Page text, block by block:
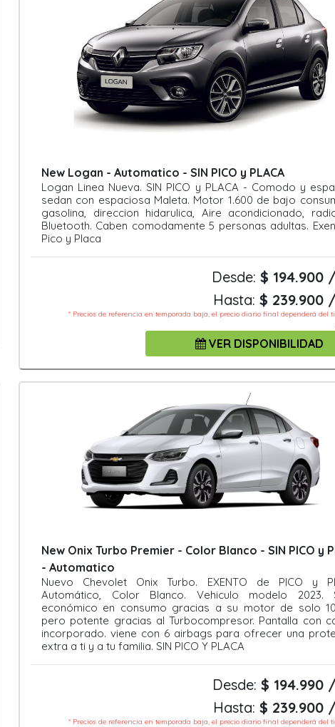
New Logan - Automatico - SIN PICO y PLACA
Logan Linea Nueva. SIN PICO y PLACA - Comodo y
sedan con espaciosa Maleta. Motor 1.600 de bajo
gasolina, direccion hidarulica, Aire acondicionado,
Bluetooth. Caben comodamente 5 personas adultas.
Pico y Placa
Desde: $ 194.900
Hasta: $ 239.900
* Precios de referencia en temporada baja, el precio diario final dependerá del
VER DISPONIBILIDAD
New Onix Turbo Premier - Color Blanco - SIN PICO y
- Automatico
Nuevo Chevolet Onix Turbo. EXENTO de PICO y
Automático, Color Blanco. Vehiculo modelo 2023.
económico en consumo gracias a su motor de solo
pero potente gracias al Turbocompresor. Pantalla con
incorporado. viene con 6 airbags para ofrecer una
extra a ti y a tu familia. SIN PICO Y PLACA
Desde: $ 194.990
Hasta: $ 239.900
* Precios de referencia en temporada baja, el precio diario final dependerá del